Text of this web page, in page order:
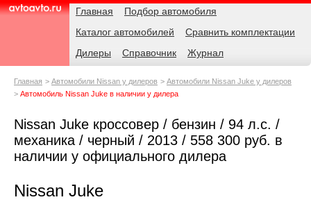
AvtoAvto.ru
Навигация Главная
Подбор автомобиля
Каталог автомобилей
Сравнить комплектации
Дилеры
Справочник Журнал
Родительские
Главная Автомобили Nissan у дилеров
Автомобили Nissan Juke у дилеров
Автомобиль Nissan Juke в наличии у дилера
Nissan Juke кроссовер / бензин / 94 л.с. /
механика / черный / 2013 / 558 300 руб. в
наличии у официального дилера
Nissan Juke